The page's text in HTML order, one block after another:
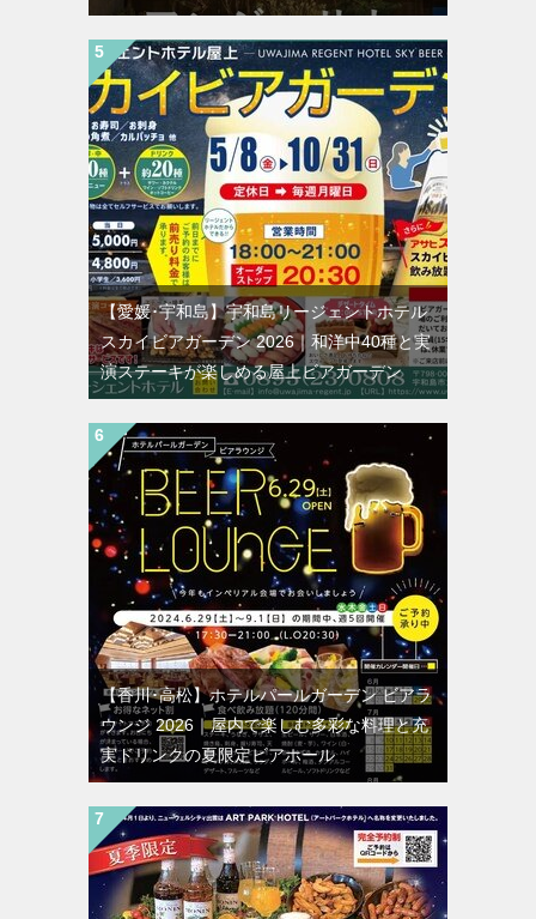
【愛媛･宇和島】宇和島リージェントホテル
スカイビアガーデン 2026｜和洋中40種と実
演ステーキが楽しめる屋上ビアガーデン
【香川･高松】ホテルパールガーデン ビアラ
ウンジ 2026｜屋内で楽しむ多彩な料理と充
実ドリンクの夏限定ビアホール